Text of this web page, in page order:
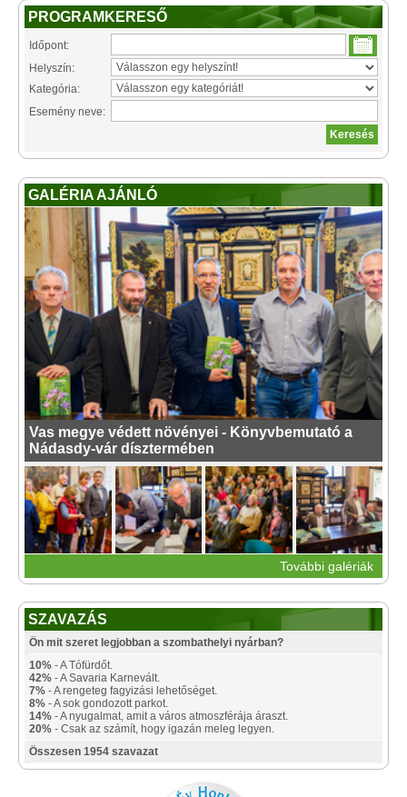
PROGRAMKERESŐ
Időpont:
Helyszín:
Kategória:
Esemény neve:
GALÉRIA AJÁNLÓ
Vas megye védett növényei - Könyvbemutató a
Nádasdy-vár dísztermében
További galériák
SZAVAZÁS
Ön mit szeret legjobban a szombathelyi nyárban?
10% - A Tófürdőt.
42% - A Savaria Karnevált.
7% - A rengeteg fagyizási lehetőséget.
8% - A sok gondozott parkot.
14% - A nyugalmat, amit a város atmoszférája áraszt.
20% - Csak az számít, hogy igazán meleg legyen.
Összesen 1954 szavazat